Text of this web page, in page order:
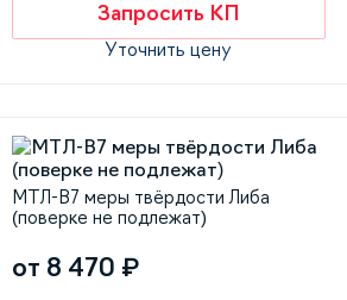
Запросить КП
Уточнить цену
МТЛ-В7 меры твёрдости Либа
(поверке не подлежат)
от 8 470 ₽